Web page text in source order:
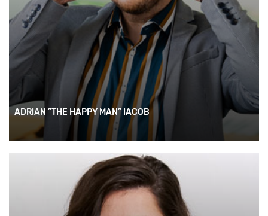
ADRIAN ”THE HAPPY MAN” IACOB